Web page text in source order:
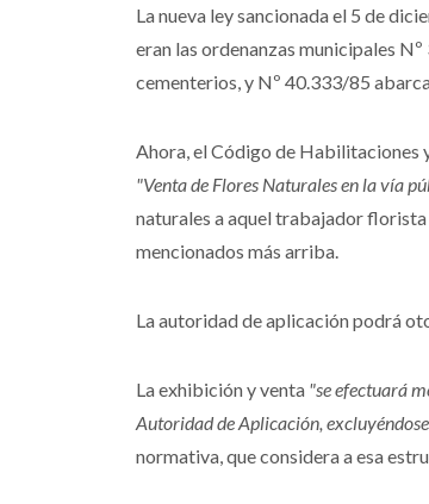
La nueva ley sancionada el 5 de
eran las ordenanzas municipales
cementerios, y Nº 40.333/85
Ahora, el Código de Habilitaciones
"Venta de Flores Naturales en la vía
naturales a aquel trabajador
mencionados más arriba.
La autoridad de aplicación podrá
La exhibición y venta "se efectuará
Autoridad de Aplicación,
normativa, que considera a esa